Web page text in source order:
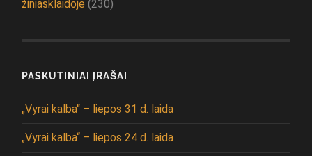
žiniasklaidoje (230)
PASKUTINIAI ĮRAŠAI
„Vyrai kalba“ – liepos 31 d. laida
„Vyrai kalba“ – liepos 24 d. laida